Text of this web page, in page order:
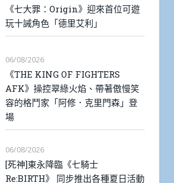
《七大罪：Origin》迎來首位可遊
玩十誡角色「德里艾利」
06/08/2026
《THE KING OF FIGHTERS
AFK》操控翠綠火焰、帶著傲慢笑
容的格鬥家「阿修．克里門森」登
場
06/08/2026
[死神]東永降臨《七騎士
Re:BIRTH》 同步推出各種夏日活動